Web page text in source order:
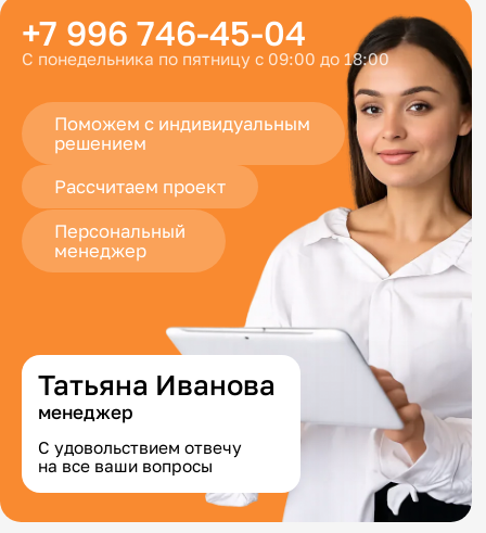
+7 996 746-45-04
С понедельника по пятницу с 09:00 до 18:00
Поможем с индивидуальным
решением
Рассчитаем проект
Персональный
менеджер
Татьяна Иванова
менеджер
С удовольствием отвечу
на все ваши вопросы